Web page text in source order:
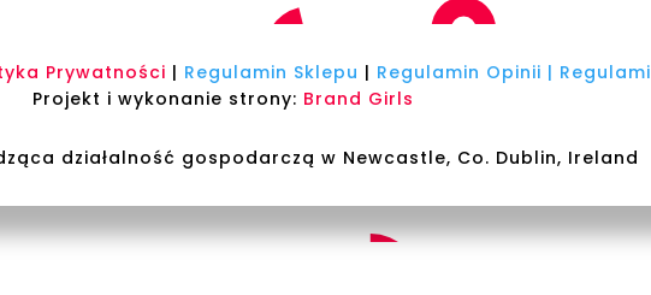
Prywatności | Regulamin Sklepu | Regulamin Opinii |
Projekt i wykonanie strony: Brand Girls
działalność gospodarczą w Newcastle, Co. Dublin, Ireland